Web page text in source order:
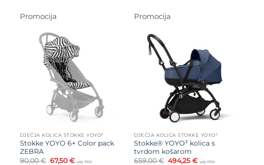
70,00 €.
70,00 €.
Promocija
DJEČJA KOLICA STOKKE YOYO³
Stokke YOYO 6+ Color pack
ZEBRA
90,00€ Izvorna
67,50€Trenutna
uklj. PDV
Promocija
na listu
želja
DJEČJA KOLICA STOKKE YOYO³
Stokke® YOYO³ kolica s
tvrdom košarom
659,00€ Izvorna
494,25€Trenutna
uklj. PDV